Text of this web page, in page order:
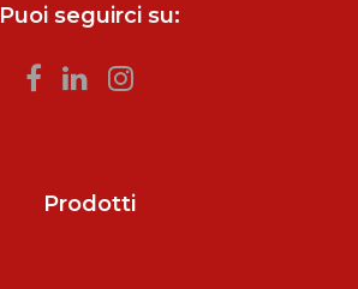
Puoi seguirci su:
Prodotti